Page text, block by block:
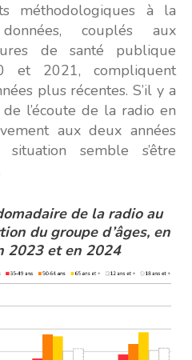
méthodologiques à la
couplés aux
de santé publique
et 2021, compliquent
plus récentes. S’il y a
l’écoute de la radio en
aux deux années
situation semble s’être
de la radio au
du groupe d’âges, en
2023 et en 2024